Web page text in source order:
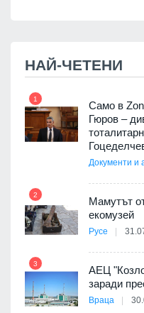
НАЙ-ЧЕТЕНИ
1
Само в
Гюров –
Документи и
2
Мамутът
екомузей
Русе
3
АЕЦ
заради
Враца